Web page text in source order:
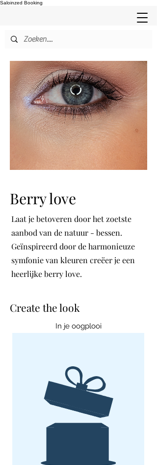
Saloinzed Booking
Berry love
Laat je betoveren door het zoetste
aanbod van de natuur - bessen.
Geïnspireerd door de harmonieuze
symfonie van kleuren creëer je een
heerlijke berry love.
Create the look
In je oogplooi